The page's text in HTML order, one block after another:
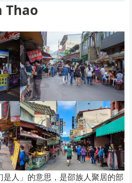
Thao
人」的意思，是邵族人聚居的部